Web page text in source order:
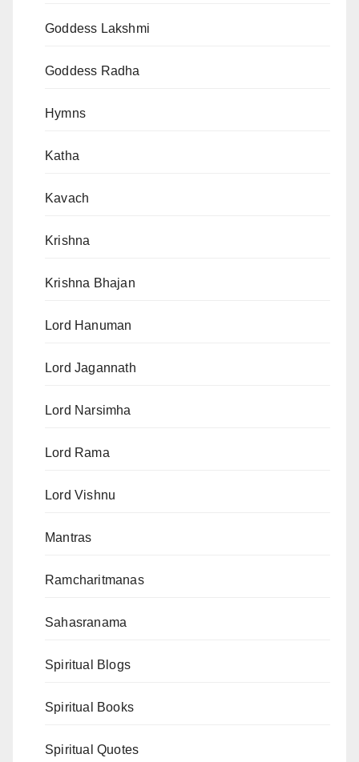
Goddess Lakshmi
Goddess Radha
Hymns
Katha
Kavach
Krishna
Krishna Bhajan
Lord Hanuman
Lord Jagannath
Lord Narsimha
Lord Rama
Lord Vishnu
Mantras
Ramcharitmanas
Sahasranama
Spiritual Blogs
Spiritual Books
Spiritual Quotes